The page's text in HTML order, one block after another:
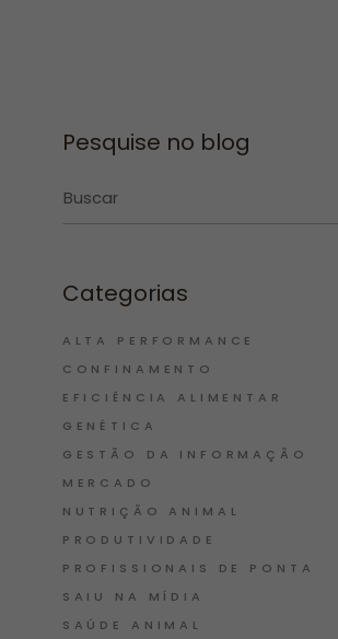
Pesquise no blog
Categorias
ALTA PERFORMANCE
CONFINAMENTO
EFICIÊNCIA ALIMENTAR
GENÉTICA
GESTÃO DA INFORMAÇÃO
MERCADO
NUTRIÇÃO ANIMAL
PRODUTIVIDADE
PROFISSIONAIS DE PONTA
SAIU NA MÍDIA
SAÚDE ANIMAL